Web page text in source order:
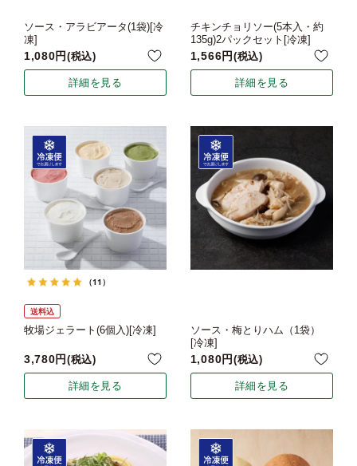
ソース・アラビアータ(1袋)[冷
凍]
1,080 税込
詳細を見る
チキンチョリソー(5本入・約
135g)2パックセット[冷凍]
1,566 税込
詳細を見る
（11）
送料込
牧場ジェラート(6個入)[冷凍]
3,780 税込
詳細を見る
ソース・梅とりハム（1袋）
[冷凍]
1,080 税込
詳細を見る